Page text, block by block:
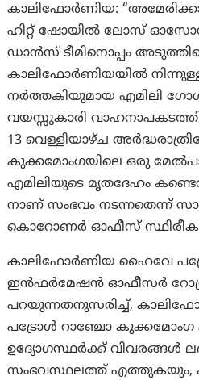
കാലിഫോര്‍ണിയ:
ഹിറ്റ് ഷോയിൽ ലോസ്
ഡാൻസ് ടീമിനൊപ്പം
കാലിഫോർണിയയിൽ
നർത്തകിയുമായ എമിലി
വയസ്സുകാരി
13 വെള്ളിയാഴ്ച
കുക്കമോംഗയിലെ ഒരു
എമിലിയുടെ മൃതദേഹം
നാണ് സംഭവം നടന്നതെന്ന്
കൊറോണർ ഓഫീസ്
കാലിഫോർണിയ ഹൈവേ
ഇൻഫർമേഷൻ ഓഫീസർ
പറയുന്നതനുസരിച്ച്,
പട്രോൾ റാഞ്ചോ കുക്കമോംഗ
ഉദ്യോഗസ്ഥർക്ക് വിവരങ്ങള്‍
സംഭവസ്ഥലത്ത് എത്തുകയും,